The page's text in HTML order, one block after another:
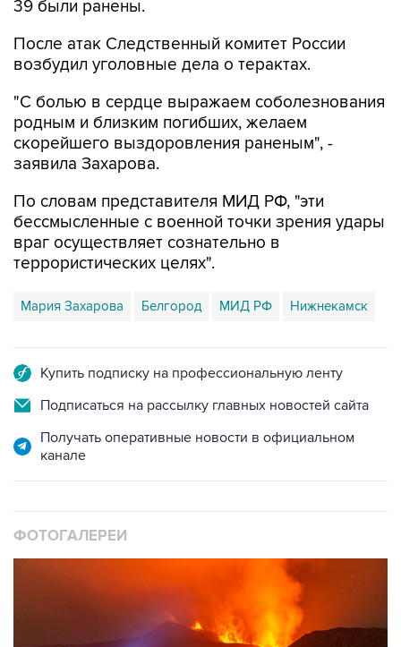
39 были ранены.
После атак Следственный комитет России
возбудил уголовные дела о терактах.
"С болью в сердце выражаем соболезнования
родным и близким погибших, желаем
скорейшего выздоровления раненым", -
заявила Захарова.
По словам представителя МИД РФ, "эти
бессмысленные с военной точки зрения удары
враг осуществляет сознательно в
террористических целях".
Мария Захарова Белгород МИД РФ Нижнекамск
Купить подписку на профессиональную ленту
Подписаться на рассылку главных новостей сайта
Получать оперативные новости в официальном
канале
ФОТОГАЛЕРЕИ